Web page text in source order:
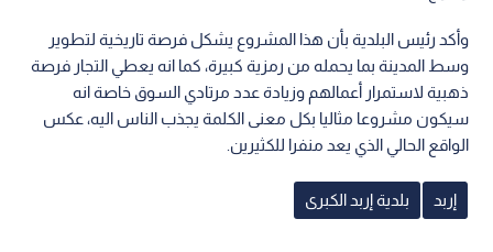
وأكد رئيس البلدية بأن هذا المشروع يشكل فرصة تاريخية لتطوير
وسط المدينة بما يحمله من رمزية كبيرة، كما انه يعطي التجار فرصة
ذهبية لاستمرار أعمالهم وزيادة عدد مرتادي السوق خاصة انه
سيكون مشروعا مثاليا بكل معنى الكلمة يجذب الناس اليه، عكس
الواقع الحالي الذي يعد منفرا للكثيرين.
إربد بلدية إربد الكبرى